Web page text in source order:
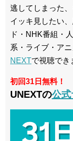
逃してしまった
イッキ見したい
ド・NHK番組・
系・ライブ・ア
NEXTで視聴でき
初回31日無料！
UNEXTの公式